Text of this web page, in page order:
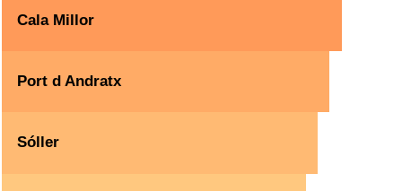
Cala Millor
Port d Andratx
Sóller